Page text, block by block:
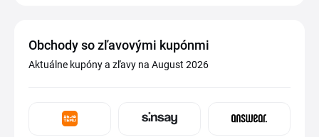
Obchody so zľavovými kupónmi
Aktuálne kupóny a zľavy na August 2026